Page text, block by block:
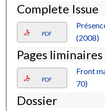
Complete Issue
PDF
(2008)
Pages liminaires
PDF
Front
70)
Dossier